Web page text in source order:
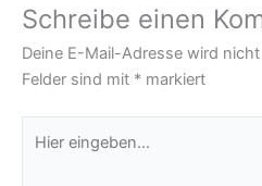
Schreibe einen
Deine E-Mail-Adresse wird
Felder sind mit * markiert
eingeben…